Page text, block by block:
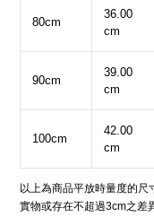
80cm
36.00
cm
90cm
39.00
cm
100cm
42.00
cm
以上為商品平放時量度的
實物或存在不超過3cm之差